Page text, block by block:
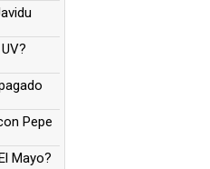
Pepe
Mayo?